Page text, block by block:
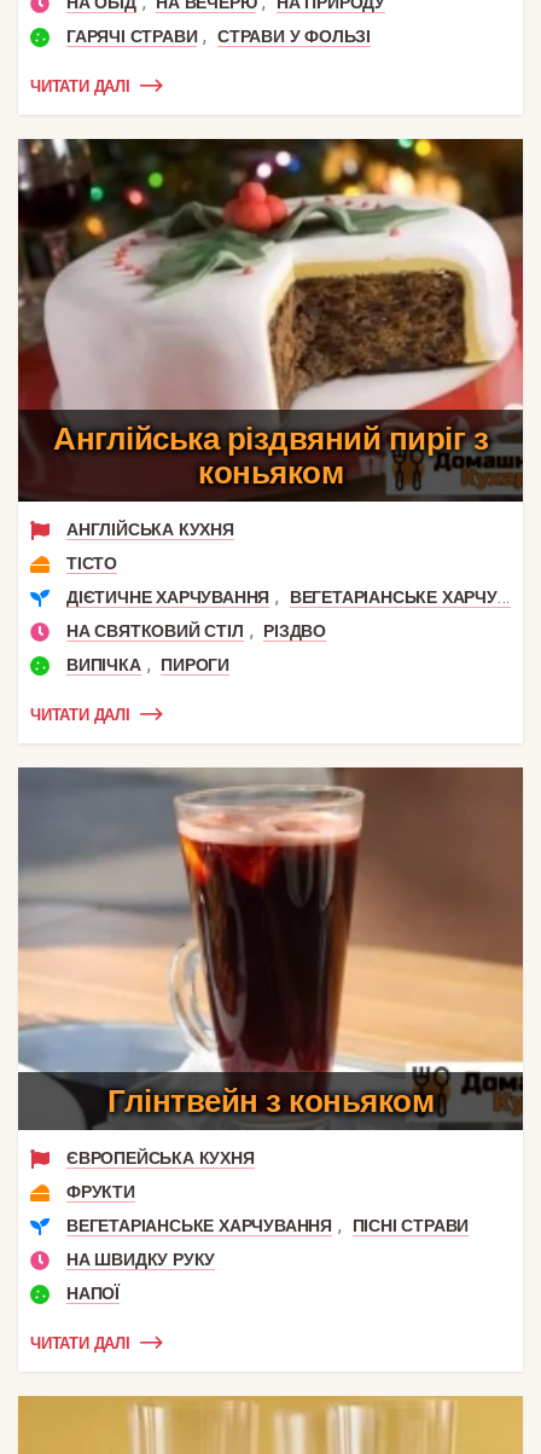
ГАРЯЧІ СТРАВИ , СТРАВИ У ФОЛЬЗІ
ЧИТАТИ ДАЛІ
Англійська різдвяний пиріг з
коньяком
АНГЛІЙСЬКА КУХНЯ
ТІСТО
ДІЄТИЧНЕ ХАРЧУВАННЯ ,
ВЕГЕТАРІАНСЬКЕ ХАРЧУВАННЯ
НА СВЯТКОВИЙ СТІЛ ,
РІЗДВО
ВИПІЧКА , ПИРОГИ
ЧИТАТИ ДАЛІ
Глінтвейн з коньяком
ЄВРОПЕЙСЬКА КУХНЯ
ФРУКТИ
ВЕГЕТАРІАНСЬКЕ ХАРЧУВАННЯ ,
ПІСНІ СТРАВИ
НА ШВИДКУ РУКУ
НАПОЇ
ЧИТАТИ ДАЛІ